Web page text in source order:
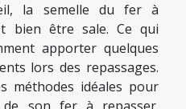
la semelle du fer à
bien être sale. Ce qui
apporter quelques
lors des repassages.
méthodes idéales pour